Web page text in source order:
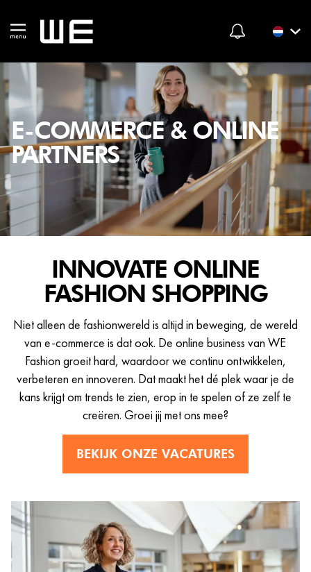
E-COMMERCE & ONLINE
PARTNERS
INNOVATE ONLINE
FASHION SHOPPING
Niet alleen de fashionwereld is altijd in beweging, de wereld
van e-commerce is dat ook. De online business van WE
Fashion groeit hard, waardoor we continu ontwikkelen,
verbeteren en innoveren. Dat maakt het dé plek waar je de
kans krijgt om trends te zien, erop in te spelen of ze zelf te
creëren. Groei jij met ons mee?
BEKIJK ONZE VACATURES